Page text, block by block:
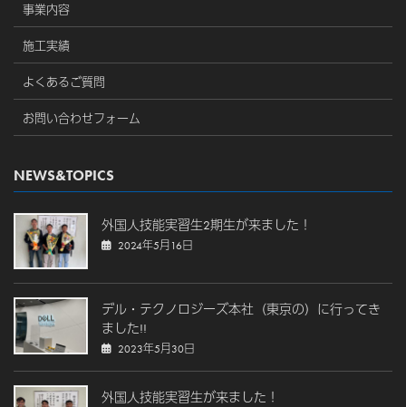
事業内容
施工実績
よくあるご質問
お問い合わせフォーム
NEWS&TOPICS
外国人技能実習生2期生が来ました！
2024年5月16日
デル・テクノロジーズ本社（東京の）に行ってき
ました!!
2023年5月30日
外国人技能実習生が来ました！